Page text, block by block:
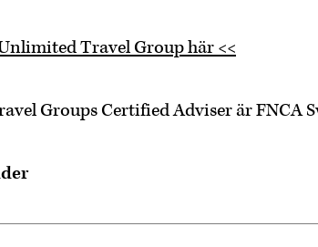
Travel Group här <<
Groups Certified Adviser är FNCA